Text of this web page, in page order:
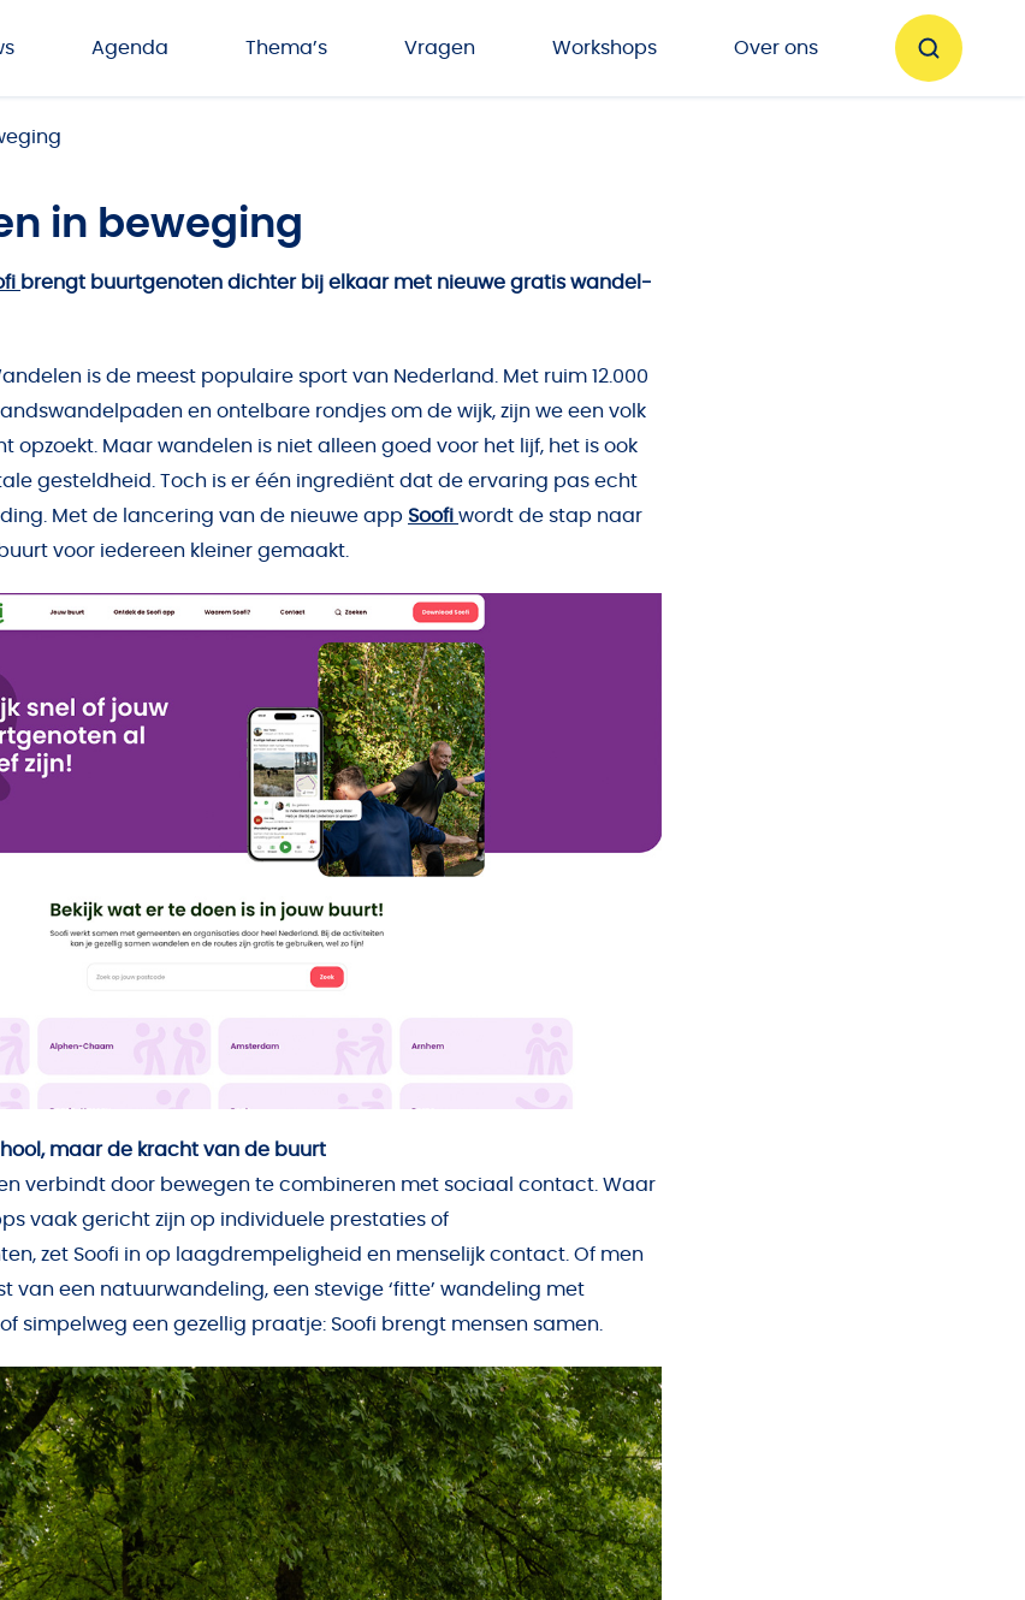
Agenda Thema’s Vragen Workshops Over ons
in beweging
brengt buurtgenoten dichter bij elkaar met nieuwe gratis wandel-
is de meest populaire sport van Nederland. Met ruim 12.000
en ontelbare rondjes om de wijk, zijn we een volk
opzoekt. Maar wandelen is niet alleen goed voor het lijf, het is ook
gesteldheid. Toch is er één ingrediënt dat de ervaring pas echt
Met de lancering van de nieuwe app Soofi wordt de stap naar
voor iedereen kleiner gemaakt.
maar de kracht van de buurt
verbindt door bewegen te combineren met sociaal contact. Waar
vaak gericht zijn op individuele prestaties of
zet Soofi in op laagdrempeligheid en menselijk contact. Of men
van een natuurwandeling, een stevige ‘fitte’ wandeling met
simpelweg een gezellig praatje: Soofi brengt mensen samen.